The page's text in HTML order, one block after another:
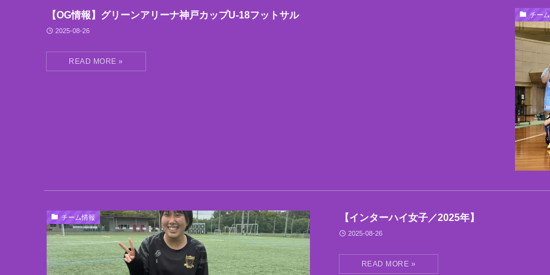
チー
【OG情報】グリーンアリーナ神戸カップU-18フットサル
2025-08-26
チーム情報 【インターハイ女子／2025年】
2025-08-26